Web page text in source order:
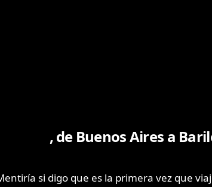
, de Buenos Aires a
si digo que es la primera vez que